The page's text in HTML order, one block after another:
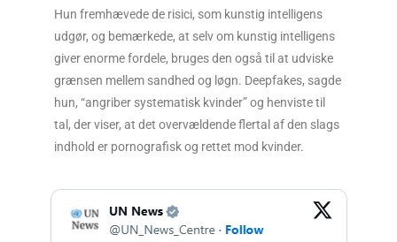
Hun fremhævede de risici, som kunstig intelligens
udgør, og bemærkede, at selv om kunstig intelligens
giver enorme fordele, bruges den også til at udviske
grænsen mellem sandhed og løgn. Deepfakes, sagde
hun, “angriber systematisk kvinder” og henviste til
tal, der viser, at det overvældende flertal af den slags
indhold er pornografisk og rettet mod kvinder.